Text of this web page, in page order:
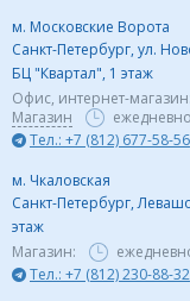
м. Московские Ворота
Санкт-Петербург, ул.
БЦ "Квартал", 1 этаж
Офис, интернет-магазин:
Магазин
Тел.: +7 (812) 677-58-56
м. Чкаловская
Санкт-Петербург,
этаж
Магазин:
Тел.: +7 (812) 230-88-32